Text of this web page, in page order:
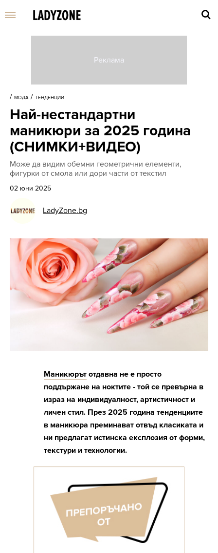
/ МОДА / ТЕНДЕНЦИИ
Най-нестандартни
маникюри за 2025 година
(СНИМКИ+ВИДЕО)
Може да видим обемни геометрични елементи,
фигурки от смола или дори части от текстил
02 юни 2025
LadyZone.bg
Маникюрът отдавна не е просто
поддържане на ноктите - той се превърна в
израз на индивидуалност, артистичност и
личен стил. През 2025 година тенденциите
в маникюра преминават отвъд класиката и
ни предлагат истинска експлозия от форми,
текстури и технологии.